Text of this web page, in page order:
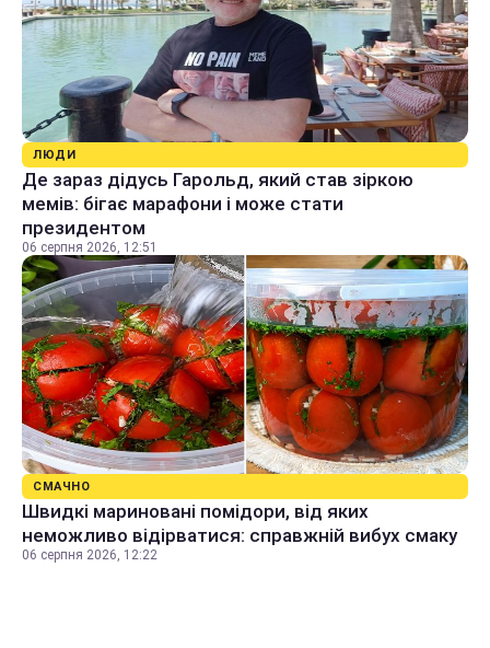
ЛЮДИ
Де зараз дідусь Гарольд, який став зіркою
мемів: бігає марафони і може стати
президентом
06 серпня 2026, 12:51
СМАЧНО
Швидкі мариновані помідори, від яких
неможливо відірватися: справжній вибух смаку
06 серпня 2026, 12:22